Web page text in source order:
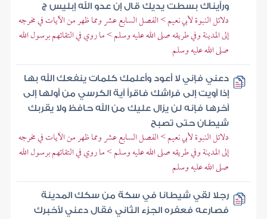
ورأيناك بسطت يديك قال إن عدو الله إبليس ج
دلائل النبوة لأبي نعيم > الفصل السابع عشر ومما ظهر من الآيات في مخرجه
إلى المدينة وفي طريقه صلى الله عليه وسلم > ما روي في التقائهم برسول الله
صلى الله عليه وسلم
دعني فإني لا أعود وأعلمك كلمات ينفعك الله بها
إذا آويت إلى فراشك فاقرأ آية الكرسي من أولها إلى
آخرها فإنه لن يزال عليك من الله حافظ ولا يقربك
شيطان حتى تصبح
دلائل النبوة لأبي نعيم > الفصل السابع عشر ومما ظهر من الآيات في مخرجه
إلى المدينة وفي طريقه صلى الله عليه وسلم > ما روي في التقائهم برسول الله
صلى الله عليه وسلم
رجلا لقي شيطانا في سكة من سكك المدينة
فصارعه فعفره الجزء الثاني فقال دعني لأخبرك